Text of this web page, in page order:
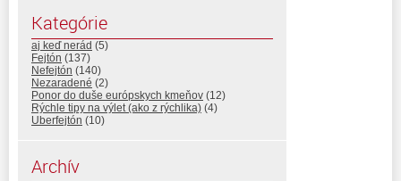
Kategórie
aj keď nerád (5)
Fejtón (137)
Nefejtón (140)
Nezaradené (2)
Ponor do duše európskych kmeňov (12)
Rýchle tipy na výlet (ako z rýchlika) (4)
Uberfejtón (10)
Archív